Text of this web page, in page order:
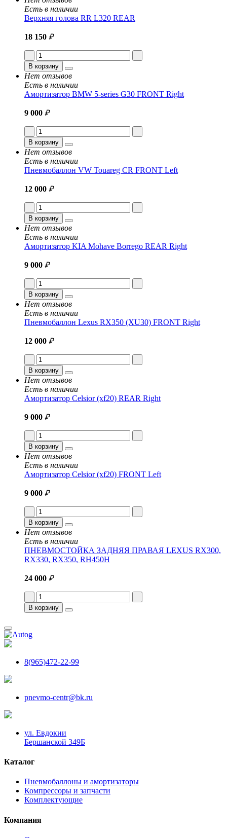
Есть в наличии
Верхняя голова RR L320 REAR
18 150 ₽
В корзину
Нет отзывов
Есть в наличии
Амортизатор BMW 5-series G30 FRONT Right
9 000 ₽
В корзину
Нет отзывов
Есть в наличии
Пневмобаллон VW Touareg CR FRONT Left
12 000 ₽
В корзину
Нет отзывов
Есть в наличии
Амортизатор KIA Mohave Borrego REAR Right
9 000 ₽
В корзину
Нет отзывов
Есть в наличии
Пневмобаллон Lexus RX350 (XU30) FRONT Right
12 000 ₽
В корзину
Нет отзывов
Есть в наличии
Амортизатор Celsior (xf20) REAR Right
9 000 ₽
В корзину
Нет отзывов
Есть в наличии
Амортизатор Celsior (xf20) FRONT Left
9 000 ₽
В корзину
Нет отзывов
Есть в наличии
ПНЕВМОСТОЙКА ЗАДНЯЯ ПРАВАЯ LEXUS RX300,
RX330, RX350, RH450H
24 000 ₽
В корзину
8(965)472-22-99
pnevmo-centr@bk.ru
ул. Евдокии
Бершанской 349Б
Каталог
Пневмобаллоны и амортизаторы
Компрессоры и запчасти
Комплектующие
Компания